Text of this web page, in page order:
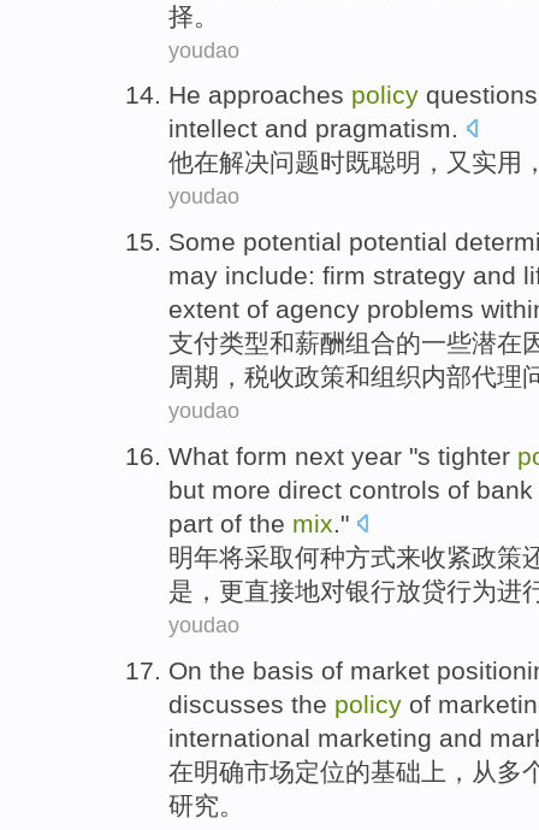
择。
youdao
He approaches policy questions
intellect and pragmatism.
他在解决问题时既聪明 ， 又 实用
youdao
Some potential potential
may include: firm strategy and
extent of agency problems
支付类型和薪酬组合的一些潜在
周期 ， 税收政策和组织内部代理
youdao
What form next year "s tighter
but more direct controls of bank
part of the mix."
明年将采取何种方式来收紧政策
是 ， 更直接地对银行放贷行为进
youdao
On the basis of market
discusses the policy of
international marketing and
在明确市场定位的基础上 ，从多
研究。